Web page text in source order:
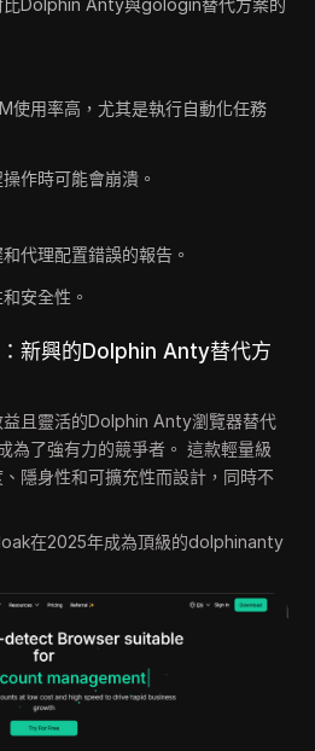
比Dolphin Anty與gologin替代方案的
使用率高，尤其是執行自動化任務
作時可能會崩潰。
代理配置錯誤的報告。
安全性。
新興的Dolphin Anty替代方
且靈活的Dolphin Anty瀏覽器替代
為了強有力的競爭者。 這款輕量級
隱身性和可擴充性而設計，同時不
在2025年成為頂級的dolphinanty